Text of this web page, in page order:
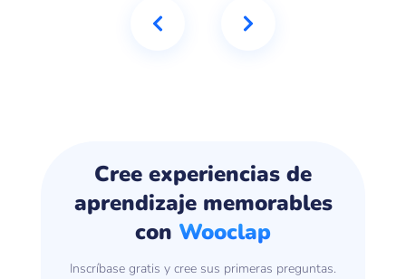
Cree experiencias de
aprendizaje memorables
con Wooclap
Inscríbase gratis y cree sus primeras preguntas.